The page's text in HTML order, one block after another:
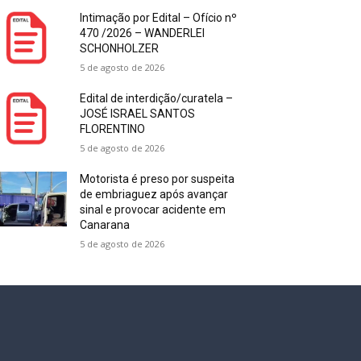
Intimação por Edital – Ofício nº
470 /2026 – WANDERLEI
SCHONHOLZER
5 de agosto de 2026
Edital de interdição/curatela –
JOSÉ ISRAEL SANTOS
FLORENTINO
5 de agosto de 2026
Motorista é preso por suspeita
de embriaguez após avançar
sinal e provocar acidente em
Canarana
5 de agosto de 2026